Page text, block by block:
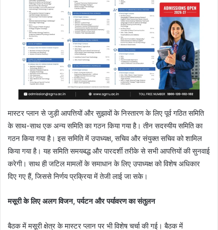
मास्टर प्लान से जुड़ी आपत्तियों और सुझावों के निस्तारण के लिए पूर्व गठित समिति
के साथ-साथ एक अन्य समिति का गठन किया गया है। तीन सदस्यीय समिति का
गठन किया गया है। इस समिति में उपाध्यक्ष, सचिव और संयुक्त सचिव को शामिल
किया गया है। यह समिति समयबद्ध और पारदर्शी तरीके से सभी आपत्तियों की सुनवाई
करेगी। साथ ही जटिल मामलों के समाधान के लिए उपाध्यक्ष को विशेष अधिकार
दिए गए हैं, जिससे निर्णय प्रक्रिया में तेजी लाई जा सके।
मसूरी के लिए अलग विजन, पर्यटन और पर्यावरण का संतुलन
बैठक में मसूरी क्षेत्र के मास्टर प्लान पर भी विशेष चर्चा की गई। बैठक में